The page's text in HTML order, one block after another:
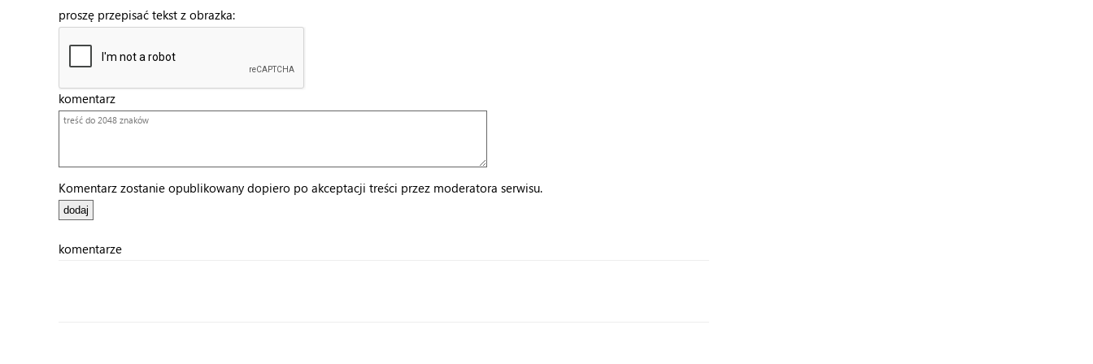
proszę przepisać tekst z obrazka:
komentarz
Komentarz zostanie opublikowany dopiero po akceptacji treści przez moderatora serwisu.
komentarze